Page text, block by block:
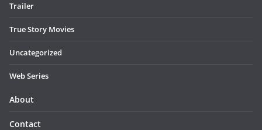
Trailer
True Story Movies
Uncategorized
Web Series
About
Contact